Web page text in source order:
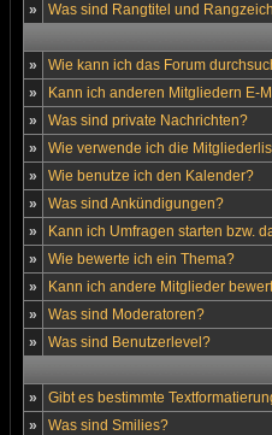
»
Was sind Rangtitel und
»
Wie kann ich das Forum
»
Kann ich anderen Mitgliedern E-
»
Was sind private Nachrichten?
»
Wie verwende ich die
»
Wie benutze ich den Kalender?
»
Was sind Ankündigungen?
»
Kann ich Umfragen starten bzw.
»
Wie bewerte ich ein Thema?
»
Kann ich andere Mitglieder
»
Was sind Moderatoren?
»
Was sind Benutzerlevel?
»
Gibt es bestimmte
»
Was sind Smilies?